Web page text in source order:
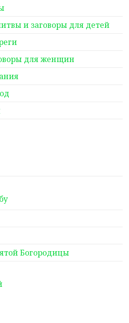
и заговоры для детей
для женщин
Богородицы